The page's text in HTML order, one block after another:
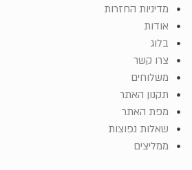
מדיניות החזרות
אודות
בלוג
צרו קשר
משלוחים
תקנון האתר
מפת האתר
שאלות נפוצות
ממליצים